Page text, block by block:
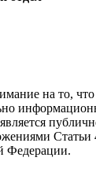
на то,
Статьи
Федерации.